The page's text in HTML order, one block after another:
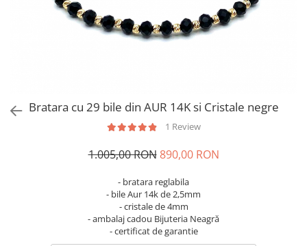
Coliere Transparente cu Stea
Coliere Transparente cu Soare
Coliere Transparente cu Semilună
Coliere Transparente cu Flori
Coliere Transparente cu Animale
Coliere Transparente cu Molecule
Coliere Transparente Diverse
LĂNȚIȘOARE ARGINT
Lănțișoare cu Inimioare
Brățări din Argint cu pietre
semiprețioase
Brățări elastice cu pietre
Bratara cu 29 bile din AUR 14K si Cristale negre
1 Review
1.005,00 RON 890,00 RON
- bratara reglabila
- bile Aur 14k de 2,5mm
- cristale de 4mm
- ambalaj cadou Bijuteria Neagră
- certificat de garantie